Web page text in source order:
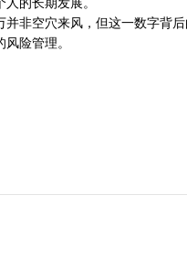
非空穴来风，但这一数字背
险管理。